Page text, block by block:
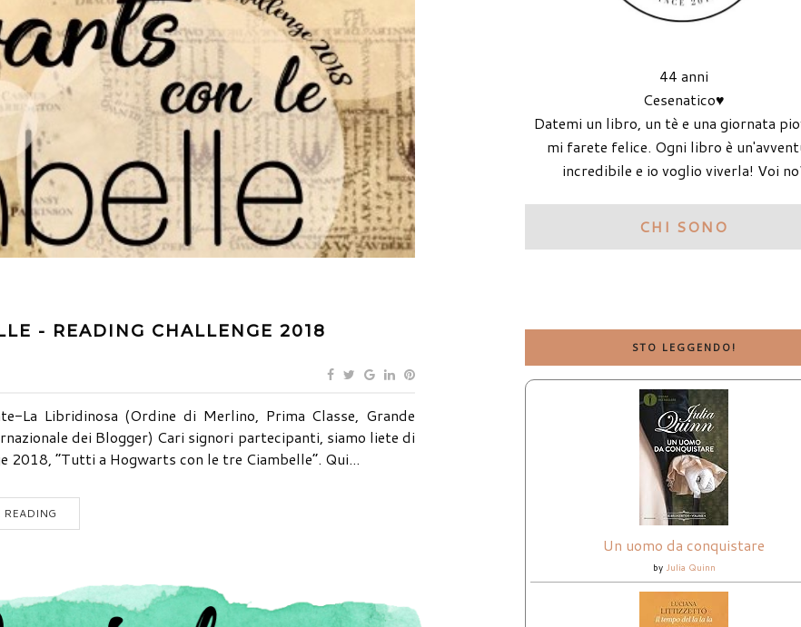
- READING CHALLENGE 2018
La Libridinosa (Ordine di Merlino, Prima Classe, Grande
dei Blogger) Cari signori partecipanti, siamo liete di
“Tutti a Hogwarts con le tre Ciambelle”. Qui...
READING
44 anni
Cesenatico♥
Datemi un libro, un tè e una giornata
mi farete felice. Ogni libro è
incredibile e io voglio viverla! Voi
CHI SONO
STO LEGGENDO!
Un uomo da conquistare
by Julia Quinn